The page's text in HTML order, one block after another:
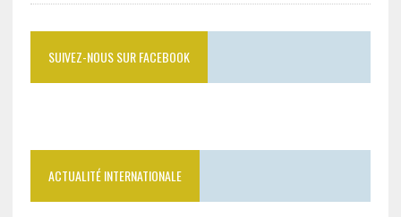
SUIVEZ-NOUS SUR FACEBOOK
ACTUALITÉ INTERNATIONALE